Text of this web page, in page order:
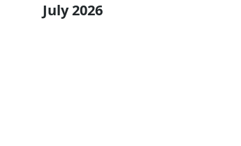
July 2026